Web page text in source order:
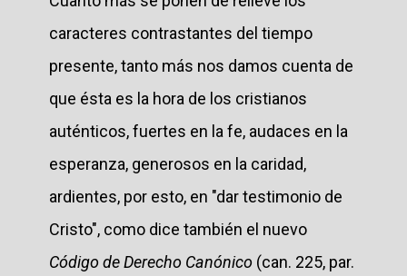
caracteres contrastantes del tiempo
presente, tanto más nos damos cuenta de
que ésta es la hora de los cristianos
auténticos, fuertes en la fe, audaces en la
esperanza, generosos en la caridad,
ardientes, por esto, en "dar testimonio de
Cristo", como dice también el nuevo
Código de Derecho Canónico (can. 225, par.